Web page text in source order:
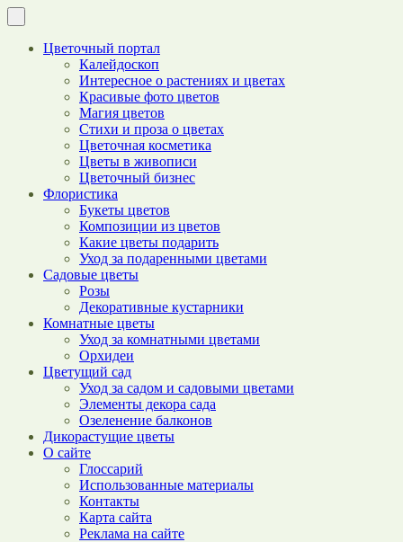
Цветочный портал
Калейдоскоп
Интересное о растениях и цветах
Красивые фото цветов
Магия цветов
Стихи и проза о цветах
Цветочная косметика
Цветы в живописи
Цветочный бизнес
Флористика
Букеты цветов
Композиции из цветов
Какие цветы подарить
Уход за подаренными цветами
Садовые цветы
Розы
Декоративные кустарники
Комнатные цветы
Уход за комнатными цветами
Орхидеи
Цветущий сад
Уход за садом и садовыми цветами
Элементы декора сада
Озеленение балконов
Дикорастущие цветы
О сайте
Глоссарий
Использованные материалы
Контакты
Карта сайта
Реклама на сайте